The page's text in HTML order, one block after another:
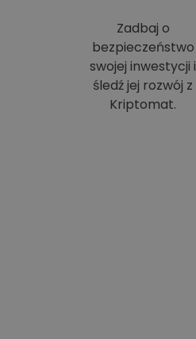
Zadbaj o
bezpieczeństwo
swojej inwestycji i
śledź jej rozwój z
Kriptomat.